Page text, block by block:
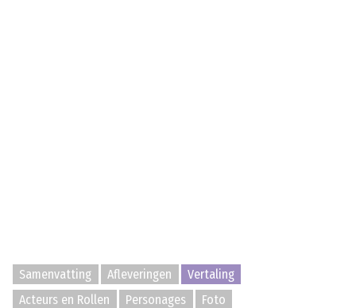
Samenvatting Afleveringen
Vertaling
Acteurs en Rollen
Personages Foto